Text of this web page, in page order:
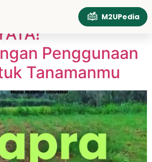
M2UPedia
Penggunaan
Tanamanmu